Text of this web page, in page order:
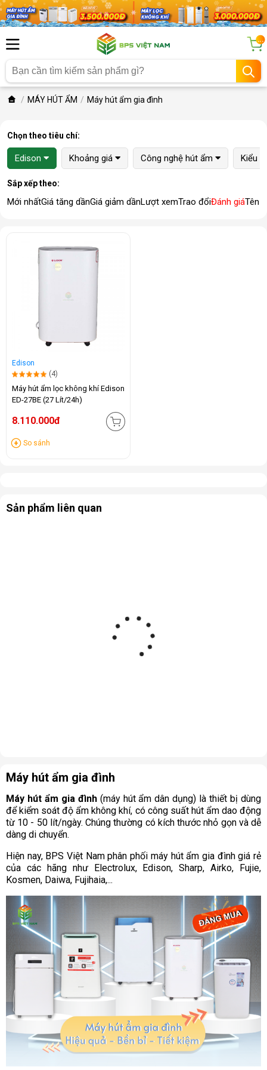
...
MÁY HÚT ẨM Máy hút ẩm gia đình
Chọn theo tiêu chí:
Edison Khoảng giá Công nghệ hút ẩm Kiểu
Sắp xếp theo:
Mới nhấtGiá tăng dầnGiá giảm dầnLượt xemTrao đổiĐánh giáTên
Edison
(4)
Máy hút ẩm lọc không khí Edison
ED-27BE (27 Lít/24h)
8.110.000đ
So sánh
Sản phẩm liên quan
Máy hút ẩm gia đình
Máy hút ẩm gia đình(máy hút ẩm dân dụng) là thiết bị dùng
để kiểm soát độ ẩm không khí, có công suất hút ẩm dao động
từ 10 - 50 lít/ngày. Chúng thường có kích thước nhỏ gọn và dễ
dàng di chuyển.
Hiện nay, BPS Việt Nam phân phối máy hút ẩm gia đình giá rẻ
của các hãng như Electrolux, Edison, Sharp, Airko, Fujie,
Kosmen, Daiwa, Fujihaia,...